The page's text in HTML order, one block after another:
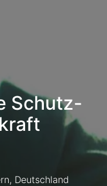
Schutz-
, Deutschland